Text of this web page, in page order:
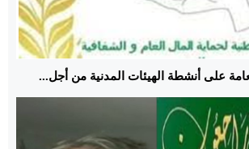
العامة على أنشطة الهيئات المدنية من أجل...